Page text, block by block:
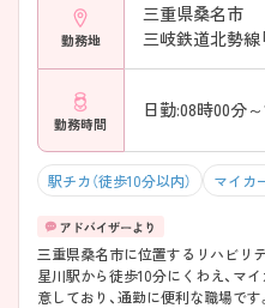
勤務地
三重県桑名市
三岐鉄道北勢線
勤務時間
日勤:08時00分～
駅チカ（徒歩10分以内） マイカ
三重県桑名市に位置するリハビリ
星川駅から徒歩10分にくわえ、マ
意しており、通勤に便利な職場です。 日勤帯の勤務で、残業時間もほと